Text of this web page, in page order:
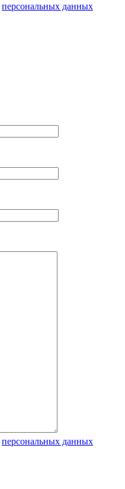
персональных данных
персональных данных